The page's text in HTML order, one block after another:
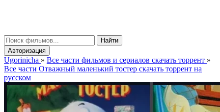
Найти
Авторизация
Ugorinicha » Все части фильмов и сериалов скачать торрент »
Все части Отважный маленький тостер скачать торрент на
русском